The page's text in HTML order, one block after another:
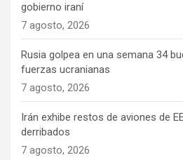
gobierno iraní
7 agosto, 2026
Rusia golpea en una semana 34
fuerzas ucranianas
7 agosto, 2026
Irán exhibe restos de aviones de
derribados
7 agosto, 2026